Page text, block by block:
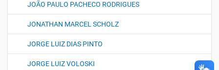
JOÃO PAULO PACHECO RODRIGUES
JONATHAN MARCEL SCHOLZ
JORGE LUIZ DIAS PINTO
JORGE LUIZ VOLOSKI